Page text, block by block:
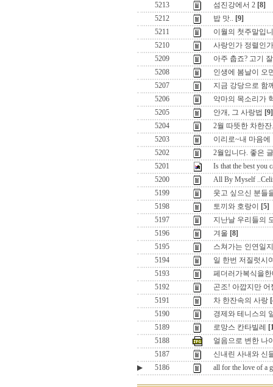
5213
섬진강에서 2 [8]
5212
밥 맛.. [9]
5211
이월의 첫주말입
5210
사랑인가 정렬인
5209
아주 춥죠? 고기
5208
인생에 봄날이 오
5207
지금 강당으로 함
5206
악마의 목소리가
5205
안개, 그 사랑법 [9]
5204
2월 따뜻한 차한
5203
이리로~내 마음에
5202
2월입니다. 좋은
5201
Is that the best you
5200
All By Myself
5199
웃고 싶으신 분들
5198
토끼와 호랑이
[5]
5197
지난날 우리들의
5196
겨울 [8]
5195
스쳐가는 인연일
5194
일 한번 저질럿시
5193
페더러가복식을
5192
곤조! 아깝지만 어
5191
차 한잔속의 사랑
5190
경제와 테니스의
5189
로망스 칸타빌레
5188
얼음으로 변한 나
5187
신내린 사내와 신
▶
5186 all for the love of a